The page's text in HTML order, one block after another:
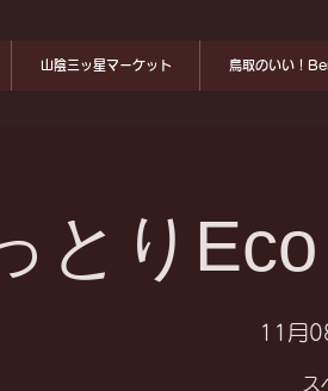
山陰三ッ星マーケット 鳥取のいい！
とり
11月
ス